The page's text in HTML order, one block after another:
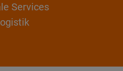
Services